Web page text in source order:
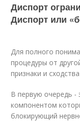
Диспорт
Диспорт или
Для полного
процедуры от
признаки и
В первую очередь -
компонентом
блокирующий